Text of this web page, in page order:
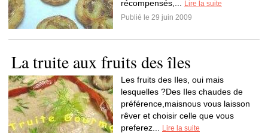
récompensés,...
Lire la suite
Publié le 29 juin 2009
La truite aux fruits des îles
Les fruits des Iles, oui mais
lesquelles ?Des Iles chaudes de
préférence,maisnous vous laisson
rêver et choisir celle que vous
preferez...
Lire la suite